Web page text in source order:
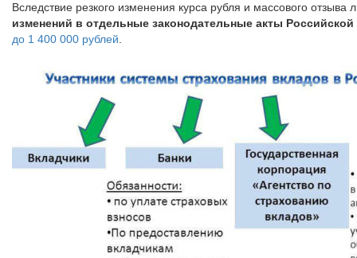
Вследствие резкого изменения курса рубля и массового
изменений в отдельные законодательные акты
до 1 400 000 рублей.